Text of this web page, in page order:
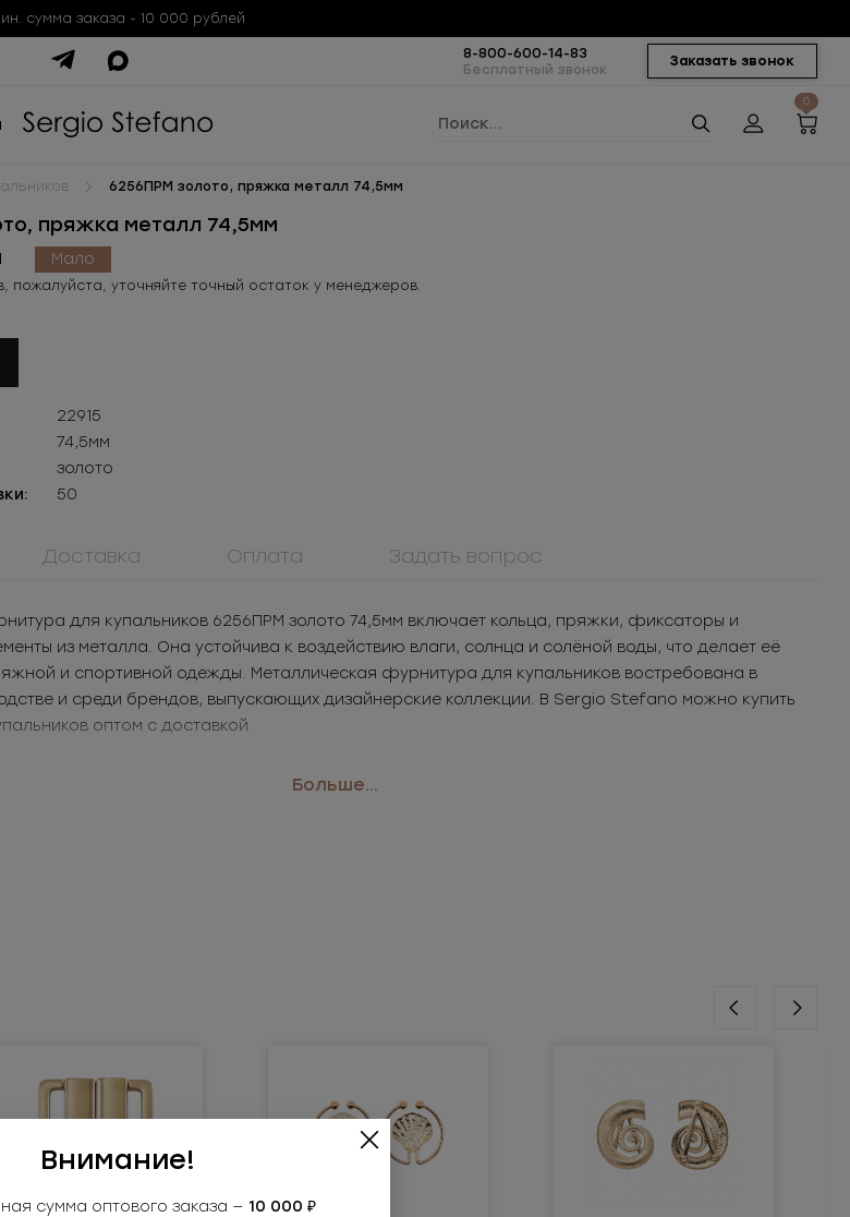
сумма заказа - 10 000 рублей
Заказать звонок
8-800-600-14-83
Бесплатный звонок
0
6256ПРМ золото, пряжка металл 74,5мм
пряжка металл 74,5мм
Мало
пожалуйста, уточняйте точный остаток у менеджеров.
22915
74,5мм
золото
50
Доставка Оплата Задать вопрос
для купальников 6256ПРМ золото 74,5мм включает кольца, пряжки, фиксаторы и
из металла. Она устойчива к воздействию влаги, солнца и солёной воды, что делает её
и спортивной одежды. Металлическая фурнитура для купальников востребована в
и среди брендов, выпускающих дизайнерские коллекции. В Sergio Stefano можно купить
оптом с доставкой.
Больше...
Внимание!
сумма оптового заказа — 10 000 ₽